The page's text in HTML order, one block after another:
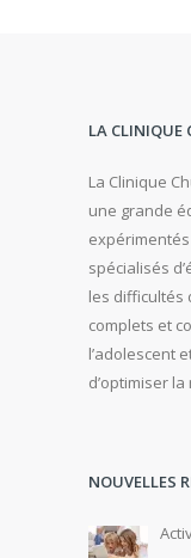
LA CLINIQUE
La Clinique
une grande
spécialisés
les difficultés
complets et
l’adolescent
d’optimiser
NOUVELLES